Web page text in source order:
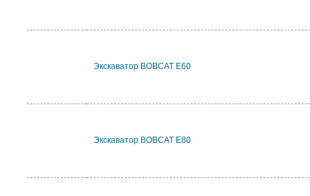
Экскаватор BOBCAT E60
Экскаватор BOBCAT E80